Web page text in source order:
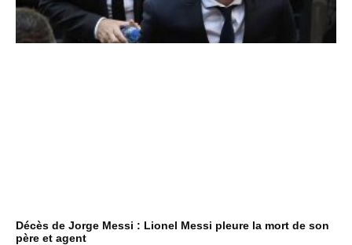
Décès de Jorge Messi : Lionel Messi pleure la mort de son
père et agent